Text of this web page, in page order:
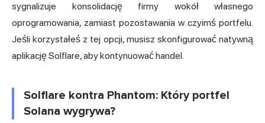
sygnalizuje konsolidację firmy wokół własnego
oprogramowania, zamiast pozostawania w czyimś portfelu.
Jeśli korzystałeś z tej opcji, musisz skonfigurować natywną
aplikację Solflare, aby kontynuować handel.
Solflare kontra Phantom: Który portfel
Solana wygrywa?